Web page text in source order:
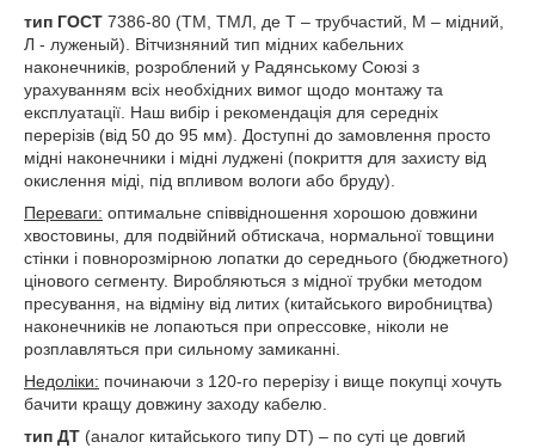
тип ГОСТ 7386-80 (ТМ, ТМЛ, де Т – трубчастий, М – мідний,
Л - луженый). Вітчизняний тип мідних кабельних
наконечників, розроблений у Радянському Союзі з
урахуванням всіх необхідних вимог щодо монтажу та
експлуатації. Наш вибір і рекомендація для середніх
перерізів (від 50 до 95 мм). Доступні до замовлення просто
мідні наконечники і мідні луджені (покриття для захисту від
окислення міді, під впливом вологи або бруду).
Переваги: оптимальне співвідношення хорошою довжини
хвостовины, для подвійний обтискача, нормальної товщини
стінки і повнорозмірною лопатки до середнього (бюджетного)
цінового сегменту. Виробляються з мідної трубки методом
пресування, на відміну від литих (китайського виробництва)
наконечників не лопаються при опрессовке, ніколи не
розплавляться при сильному замиканні.
Недоліки: починаючи з 120-го перерізу і вище покупці хочуть
бачити кращу довжину заходу кабелю.
тип ДТ (аналог китайського типу DT) – по суті це довгий